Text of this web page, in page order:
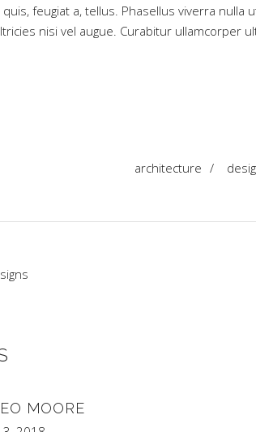
feugiat a, tellus. Phasellus viverra
nisi vel augue. Curabitur ullamcorper
architecture /
MOORE